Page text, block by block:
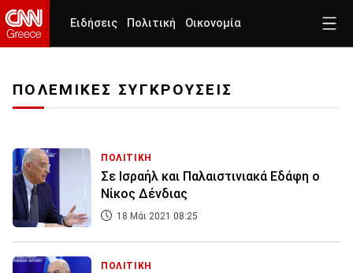
Ειδήσεις Πολιτική Οικονομία
ΠΟΛΕΜΙΚΕΣ ΣΥΓΚΡΟΥΣΕΙΣ
ΠΟΛΙΤΙΚΗ
Σε Ισραήλ και Παλαιστινιακά Εδάφη ο
Νίκος Δένδιας
18 Μάι 2021 08:25
ΠΟΛΙΤΙΚΗ